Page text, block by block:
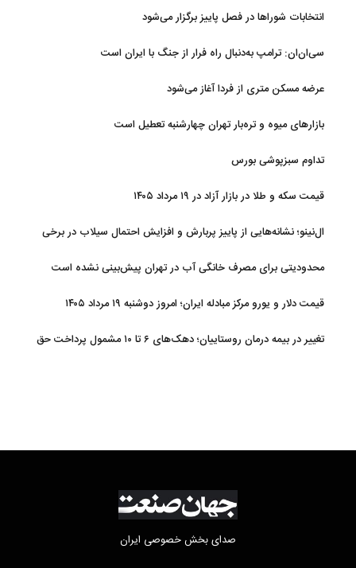
انتخابات شوراها در فصل پاییز برگزار می‌شود
سی‌ان‌ان: ترامپ به‌دنبال راه فرار از جنگ با ایران است
عرضه مسکن متری از فردا آغاز می‌شود
بازارهای میوه و تره‌بار تهران چهارشنبه تعطیل است
تداوم سبزپوشی بورس
قیمت سکه و طلا در بازار آزاد در ۱۹ مرداد ۱۴۰۵
ال‌نینو؛ نشانه‌هایی از پاییز پربارش و افزایش احتمال سیلاب در برخی
محدودیتی برای مصرف خانگی آب در تهران پیش‌بینی نشده است
قیمت دلار و یورو مرکز مبادله ایران؛ امروز دوشنبه ۱۹ مرداد ۱۴۰۵
تغییر در بیمه درمان روستاییان؛ دهک‌های ۶ تا ۱۰ مشمول پرداخت حق
صدای بخش خصوصی ایران